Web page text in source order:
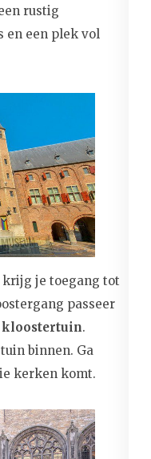
rustig
en een plek vol
je toegang tot
passeer
kloostertuin.
binnen. Ga
kerken komt.